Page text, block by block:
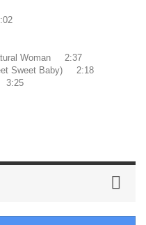
Woman 2:37
Sweet Baby) 2:18
3:25